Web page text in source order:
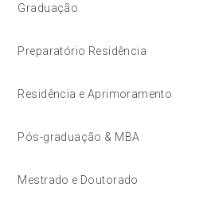
Graduação
Preparatório Residência
Residência e Aprimoramento
Pós-graduação & MBA
Mestrado e Doutorado